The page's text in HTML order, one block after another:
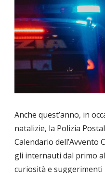
Anche quest’anno, in
natalizie, la Polizia
Calendario dell’Avvento
gli internauti dal primo
curiosità e